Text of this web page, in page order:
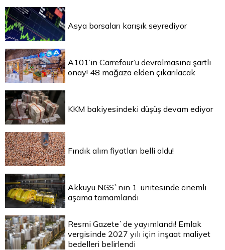
Asya borsaları karışık seyrediyor
A101’in Carrefour’u devralmasına şartlı
onay! 48 mağaza elden çıkarılacak
KKM bakiyesindeki düşüş devam ediyor
Fındık alım fiyatları belli oldu!
Akkuyu NGS`nin 1. ünitesinde önemli
aşama tamamlandı
Resmi Gazete`de yayımlandı! Emlak
vergisinde 2027 yılı için inşaat maliyet
bedelleri belirlendi